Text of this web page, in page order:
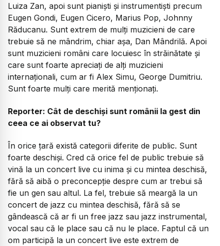
Luiza Zan, apoi sunt pianiști și instrumentiști precum
Eugen Gondi, Eugen Cicero, Marius Pop, Johnny
Răducanu. Sunt extrem de mulți muzicieni de care
trebuie să ne mândrim, chiar așa, Dan Mândrilă. Apoi
sunt muzicieni români care locuiesc în străinătate și
care sunt foarte apreciați de alți muzicieni
internaționali, cum ar fi Alex Simu, George Dumitriu.
Sunt foarte mulți care merită menționați.
Reporter: Cât de deschiși sunt românii la gest din
ceea ce ai observat tu?
În orice țară există categorii diferite de public. Sunt
foarte deschiși. Cred că orice fel de public trebuie să
vină la un concert live cu inima și cu mintea deschisă,
fără să aibă o preconcepție despre cum ar trebui să
fie un gen sau altul. La fel, trebuie să meargă la un
concert de jazz cu mintea deschisă, fără să se
gândească că ar fi un free jazz sau jazz instrumental,
vocal sau că le place sau că nu le place. Faptul că un
om participă la un concert live este extrem de